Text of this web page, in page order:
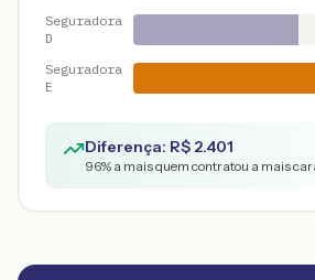
Seguradora
D
Seguradora
E
Diferença: R$ 2.401
96% a mais quem contratou a mais